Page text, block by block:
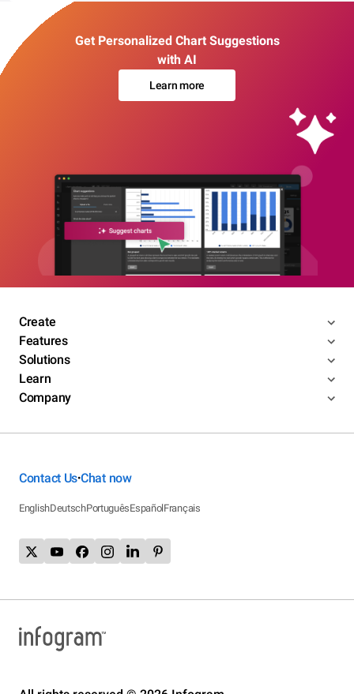
Get Personalized Chart Suggestions
with AI
Learn more
Create
Features
Solutions
Learn
Company
Contact Us•Chat now
EnglishDeutschPortuguêsEspañolFrançais